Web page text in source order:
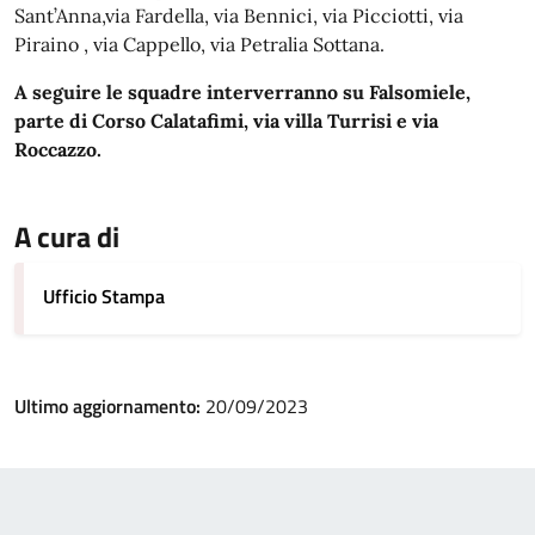
Sant’Anna,via Fardella, via Bennici, via Picciotti, via
Piraino , via Cappello, via Petralia Sottana.
A seguire le squadre interverranno su Falsomiele,
parte di Corso Calatafimi, via villa Turrisi e via
Roccazzo.
A cura di
Ufficio Stampa
Ultimo aggiornamento: 20/09/2023